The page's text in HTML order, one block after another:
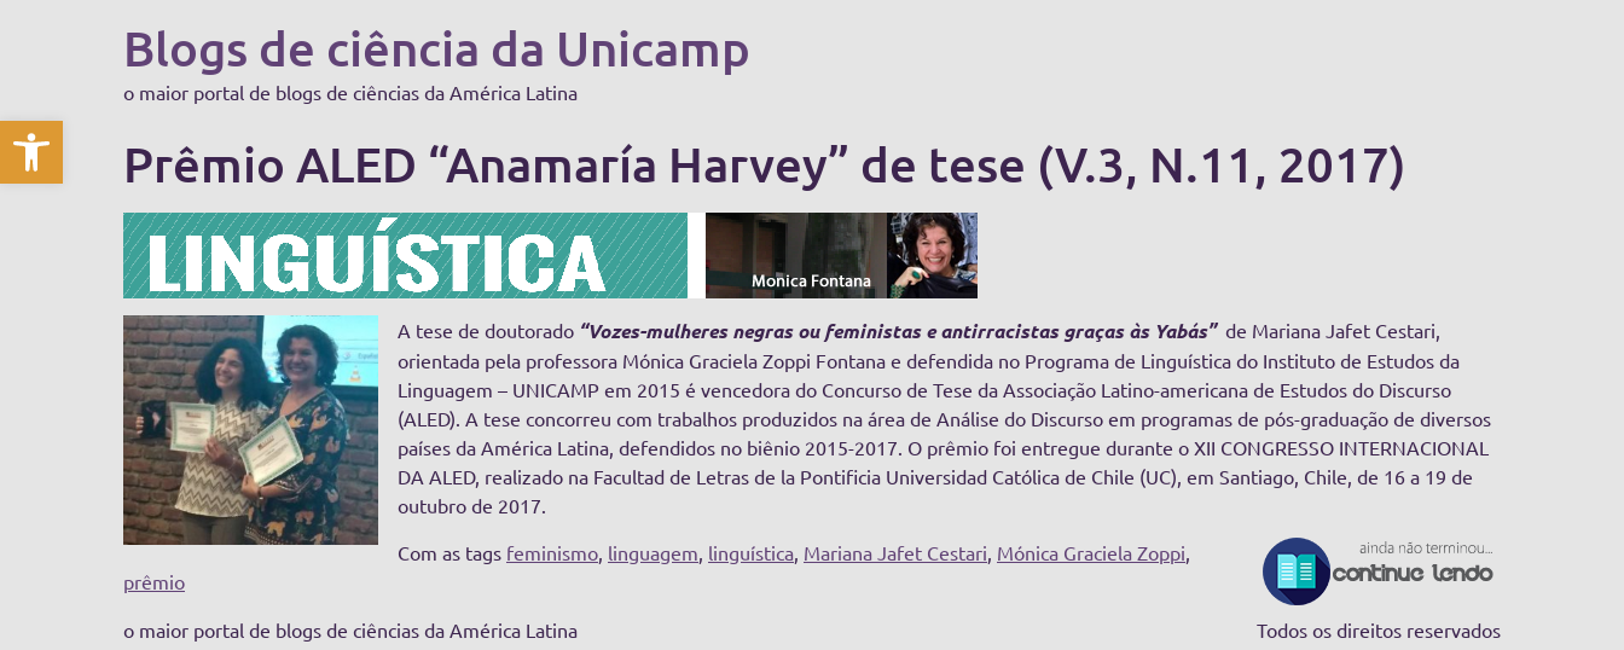
Abrir a barra de ferramentas
Blogs de ciência da Unicamp
o maior portal de blogs de ciências da América Latina
Prêmio ALED “Anamaría Harvey” de tese (V.3, N.11, 2017)
A tese de doutorado “Vozes-mulheres negras ou feministas e antirracistas graças às Yabás”de Mariana Jafet Cestari,
orientada pela professora Mónica Graciela Zoppi Fontana e defendida no Programa de Linguística do Instituto de Estudos da
Linguagem – UNICAMP em 2015 é vencedora do Concurso de Tese da Associação Latino-americana de Estudos do Discurso
(ALED). A tese concorreu com trabalhos produzidos na área de Análise do Discurso em programas de pós-graduação de diversos
países da América Latina, defendidos no biênio 2015-2017. O prêmio foi entregue durante o XII CONGRESSO INTERNACIONAL
DA ALED, realizado na Facultad de Letras de la Pontificia Universidad Católica de Chile (UC), em Santiago, Chile, de 16 a 19 de
outubro de 2017.
Com as tags feminismo linguagem linguística Mariana Jafet Cestari Mónica Graciela Zoppi
prêmio
o maior portal de blogs de ciências da América Latina
Todos os direitos reservados